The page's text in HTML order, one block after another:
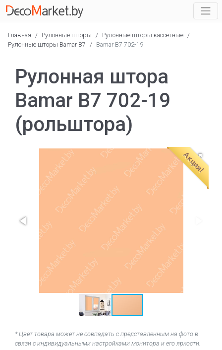
Главная / Рулонные шторы / Рулонные шторы кассетные /
Рулонные шторы Bamar B7 / Bamar B7 702-19
Рулонная штора
Bamar B7 702-19
(рольштора)
Акция!
* Цвет товара может не совпадать с представленным на фото в
связи с индивидуальными настройками монитора и его яркости.